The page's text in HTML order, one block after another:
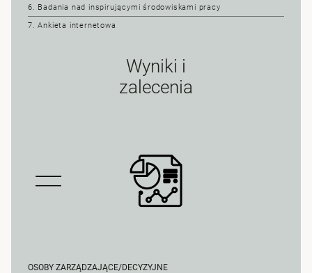
6. Badania nad inspirującymi środowiskami pracy
7. Ankieta internetowa
Wyniki i
zalecenia
OSOBY ZARZĄDZAJĄCE/DECYZYJNE